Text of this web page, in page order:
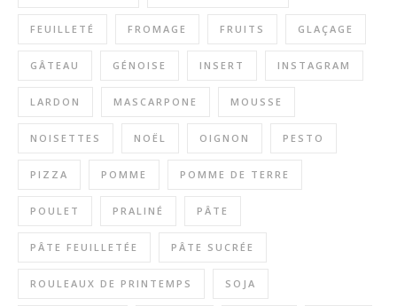
FEUILLETÉ FROMAGE FRUITS GLAÇAGE
GÂTEAU GÉNOISE INSERT INSTAGRAM
LARDON MASCARPONE MOUSSE
NOISETTES NOËL OIGNON PESTO
PIZZA POMME POMME DE TERRE
POULET PRALINÉ PÂTE
PÂTE FEUILLETÉE PÂTE SUCRÉE
ROULEAUX DE PRINTEMPS SOJA